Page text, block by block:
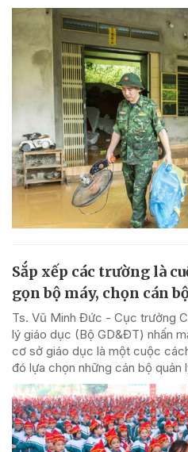
Sắp xếp các trường là
gọn bộ máy, chọn cán
Ts. Vũ Minh Đức - Cục trưởng
lý giáo dục (Bộ GD&ĐT) nhấn
cơ sở giáo dục là một cuộc
đó lựa chọn những cán bộ quản